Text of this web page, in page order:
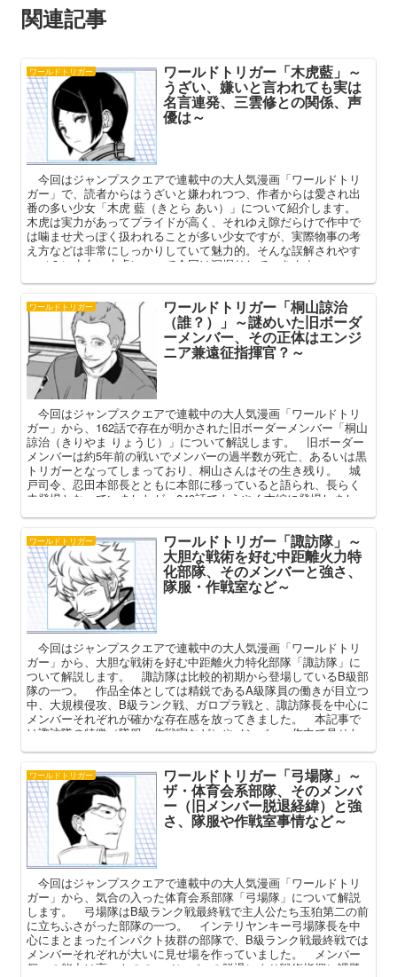
関連記事
ワールドトリガー ワールドトリガー「木虎藍」～
うざい、嫌いと言われても実は
名言連発、三雲修との関係、声
優は～
今回はジャンプスクエアで連載中の大人気漫画「ワールドトリ
ガー」で、読者からはうざいと嫌われつつ、作者からは愛され出
番の多い少女「木虎 藍（きとら あい）」について紹介します。
木虎は実力があってプライドが高く、それゆえ隙だらけで作中で
は噛ませ犬っぽく扱われることが多い少女ですが、実際物事の考
え方などは非常にしっかりしていて魅力的。そんな誤解されやす
い（？）少女、木虎について今回は深掘りしていきます。
ワールドトリガー ワールドトリガー「桐山諒治
（誰？）」～謎めいた旧ボーダ
ーメンバー、その正体はエンジ
ニア兼遠征指揮官？～
今回はジャンプスクエアで連載中の大人気漫画「ワールドトリ
ガー」から、162話で存在が明かされた旧ボーダーメンバー「桐山
諒治（きりやま りょうじ）」について解説します。 旧ボーダー
メンバーは約5年前の戦いでメンバーの過半数が死亡、あるいは黒
トリガーとなってしまっており、桐山さんはその生き残り。 城
戸司令、忍田本部長とともに本部に移っていると語られ、長らく
未登場となっていましたが、249話でようやく本編に登場しまし
ワールドトリガー ワールドトリガー「諏訪隊」～
大胆な戦術を好む中距離火力特
化部隊、そのメンバーと強さ、
隊服・作戦室など～
今回はジャンプスクエアで連載中の大人気漫画「ワールドトリ
ガー」から、大胆な戦術を好む中距離火力特化部隊「諏訪隊」に
ついて解説します。 諏訪隊は比較的初期から登場しているB級部
隊の一つ。 作品全体としては精鋭であるA級隊員の働きが目立つ
中、大規模侵攻、B級ランク戦、ガロプラ戦と、諏訪隊長を中心に
メンバーそれぞれが確かな存在感を放ってきました。 本記事で
は諏訪隊の特徴（隊服・作戦室など）やメンバー、作中で見せた
ワールドトリガー ワールドトリガー「弓場隊」～
ザ・体育会系部隊、そのメンバ
ー（旧メンバー脱退経緯）と強
さ、隊服や作戦室事情など～
今回はジャンプスクエアで連載中の大人気漫画「ワールドトリ
ガー」から、気合の入った体育会系部隊「弓場隊」について解説
します。 弓場隊はB級ランク戦最終戦で主人公たち玉狛第二の前
に立ちふさがった部隊の一つ。 インテリヤンキー弓場隊長を中
心にまとまったインパクト抜群の部隊で、B級ランク戦最終戦では
メンバーそれぞれが大いに見せ場を作っていました。 メンバー
個々の能力は高いものの、メンバーの脱退により戦術指揮に課題